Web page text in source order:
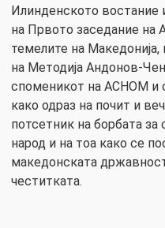
Илинденското востание
на Првото заседание
темелите на
на Методија Андонов-
споменикот на АСНОМ и
како одраз на почит и
потсетник на борбата
народ и на тоа како се
македонската
честитката.